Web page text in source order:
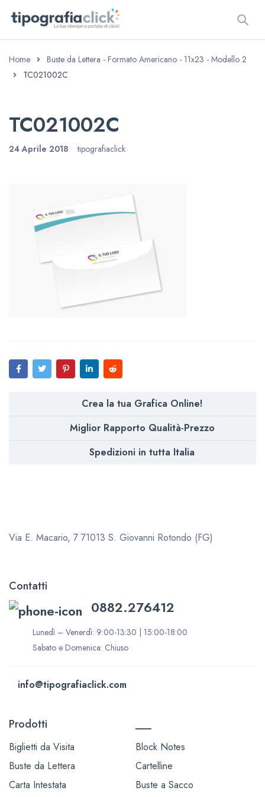
Home
Buste da Lettera - Formato Americano - 11x23 - Modello 2
TC021002C
TC021002C
24 Aprile 2018 tipografiaclick
Crea la tua Grafica Online!
Miglior Rapporto Qualità-Prezzo
Spedizioni in tutta Italia
Via E. Macario, 7 71013 S. Giovanni Rotondo (FG)
Contatti
0882.276412
Lunedì – Venerdì: 9:00-13:30 | 15:00-18:00
Sabato e Domenica: Chiuso
info@tipografiaclick.com
Prodotti
Biglietti da Visita
Buste da Lettera
Carta Intestata
Block Notes
Cartelline
Buste a Sacco